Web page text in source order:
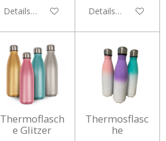
Details anzeigen Details anzeigen
Thermoflasch
e Glitzer
Thermosflasc
he